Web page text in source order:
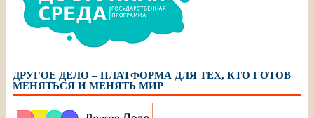
ДРУГОЕ ДЕЛО – ПЛАТФОРМА ДЛЯ ТЕХ, КТО ГОТОВ
МЕНЯТЬСЯ И МЕНЯТЬ МИР